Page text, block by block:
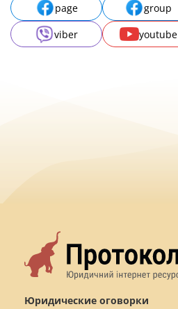
page group
viber
youtube
Юридические оговорки